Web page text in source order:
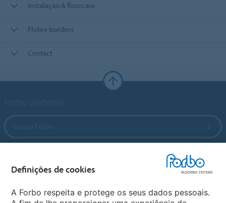
Instalação & floorcare
Flotex borders
Contact
Definições de cookies
A Forbo respeita e protege os seus dados pessoais.